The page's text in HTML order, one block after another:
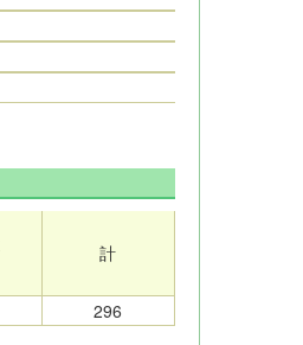
計
296